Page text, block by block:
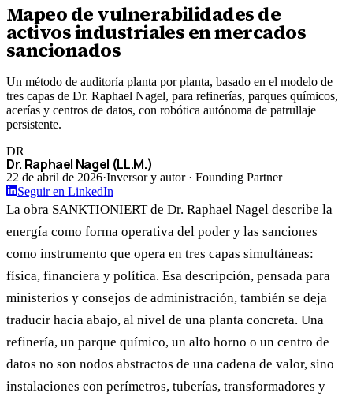
Mapeo de vulnerabilidades de
activos industriales en mercados
sancionados
Un método de auditoría planta por planta, basado en el modelo de
tres capas de Dr. Raphael Nagel, para refinerías, parques químicos,
acerías y centros de datos, con robótica autónoma de patrullaje
persistente.
DR
Dr. Raphael Nagel (LL.M.)
22 de abril de 2026·Inversor y autor · Founding Partner
Seguir en LinkedIn
La obra SANKTIONIERT de Dr. Raphael Nagel describe la
energía como forma operativa del poder y las sanciones
como instrumento que opera en tres capas simultáneas:
física, financiera y política. Esa descripción, pensada para
ministerios y consejos de administración, también se deja
traducir hacia abajo, al nivel de una planta concreta. Una
refinería, un parque químico, un alto horno o un centro de
datos no son nodos abstractos de una cadena de valor, sino
instalaciones con perímetros, tuberías, transformadores y